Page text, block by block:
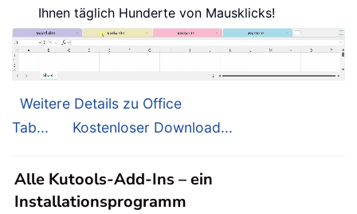
Ihnen täglich Hunderte von Mausklicks!
Weitere Details zu Office
Tab...
Kostenloser Download...
Alle Kutools-Add-Ins – ein
Installationsprogramm